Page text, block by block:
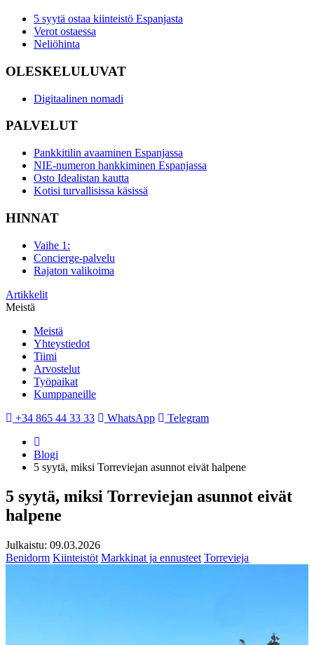
5 syytä ostaa kiinteistö Espanjasta
Verot ostaessa
Neliöhinta
OLESKELULUVAT
Digitaalinen nomadi
PALVELUT
Pankkitilin avaaminen Espanjassa
NIE-numeron hankkiminen Espanjassa
Osto Idealistan kautta
Kotisi turvallisissa käsissä
HINNAT
Vaihe 1:
Concierge-palvelu
Rajaton valikoima
Artikkelit
Meistä
Meistä
Yhteystiedot
Tiimi
Arvostelut
Työpaikat
Kumppaneille
+34 865 44 33 33
WhatsApp Telegram
Blogi
5 syytä, miksi Torreviejan asunnot eivät halpene
5 syytä, miksi Torreviejan asunnot eivät
halpene
Julkaistu: 09.03.2026
Benidorm Kiinteistöt Markkinat ja ennusteet Torrevieja